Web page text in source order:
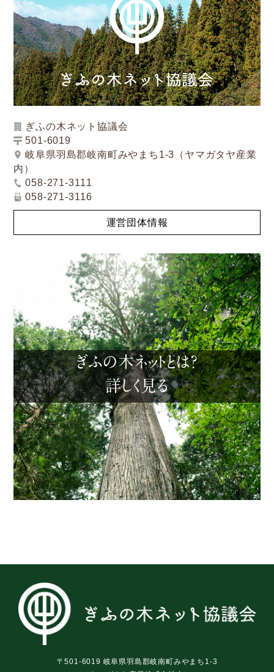
ぎふの木ネット協議会
501-6019
岐阜県羽島郡岐南町みやまち1-3（ヤマガタヤ産業
内）
058-271-3111
058-271-3116
運営団体情報
〒501-6019 岐阜県羽島郡岐南町みやまち1-3